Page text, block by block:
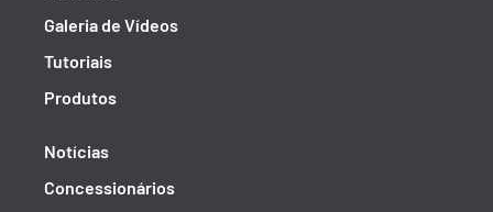
Galeria de Vídeos
Tutoriais
Produtos
Notícias
Concessionários